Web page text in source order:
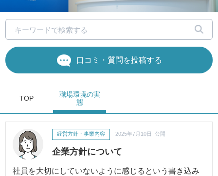
口コミ・質問を投稿する
TOP
職場環境の実
態
企業方針について
経営方針・事業内容 2025年7月10日 公開
社員を大切にしていないように感じるという書き込み